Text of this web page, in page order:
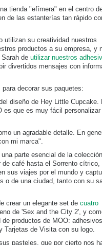
tienda "efímera" en el centro
de las estanterías tan rápido
utilizan su creatividad nuestros
productos a su empresa, y
de utilizar nuestros
divertidos mensajes con
para decorar sus paquetes:
diseño de Hey Little Cupcake.
es que es muy fácil
un agradable detalle. En
mi marca".
parte esencial de la
de café hasta el Sorrento cítrico,
sus viajes por el mundo y
o de una ciudad, tanto con su
crear un elegante set de cuatro
de 'Sex and the City 2', y
productos de MOO: adhesivos
Tarjetas de Visita con su logo.
pasteles, que por cierto nos